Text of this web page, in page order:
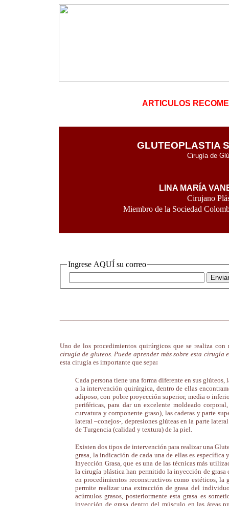
ARTICULOS
GLUTEOPLASTIA
Cirugía de
LINA MARÍA
Cirujano
Miembro de la Sociedad
Ingrese AQUÍ su correo
Uno de los procedimientos quirúrgicos que se realiza
cirugía de gluteos. Puede aprender más sobre esta cirugía
esta cirugía es importante que sepa:
Cada persona tiene una forma diferente en sus glúteos,
a la intervención quirúrgica, dentro de ellas
adiposo, con pobre proyección superior, media o
periféricas, para dar un excelente moldeado
curvatura y componente graso), las caderas y parte
lateral –conejos-, depresiones glúteas en la parte
de Turgencia (calidad y textura) de la piel.
Existen dos tipos de intervención para realizar una G
grasa, la indicación de cada una de ellas es
Inyección Grasa, que es una de las técnicas más
la cirugía plástica han permitido lainyección de grasa
en procedimientos reconstructivos como estéticos, la
permite realizar una extracción degrasa del
acúmulos grasos, posteriormente esta grasa es
inyección de grasa dentro del músculo en las áreas